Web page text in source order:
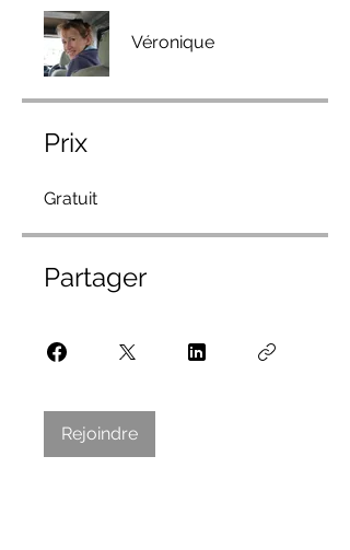
Véronique
Prix
Gratuit
Partager
Rejoindre